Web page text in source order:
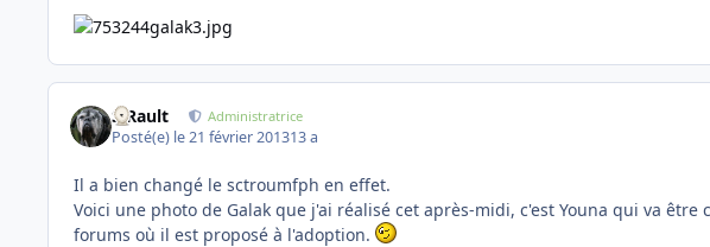
S.Rault Administratrice
Posté(e) le 21 février 201313 a
Il a bien changé le sctroumfph en effet.
Voici une photo de Galak que j'ai réalisé cet après-midi, c'est Youna qui va
forums où il est proposé à l'adoption.